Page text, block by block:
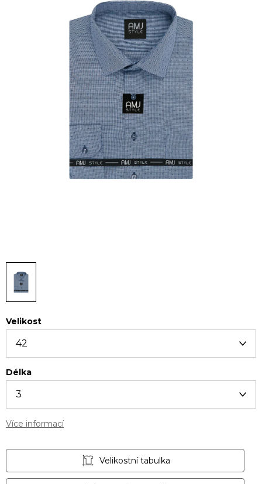
Velikost
Délka
Více informací
Velikostní tabulka